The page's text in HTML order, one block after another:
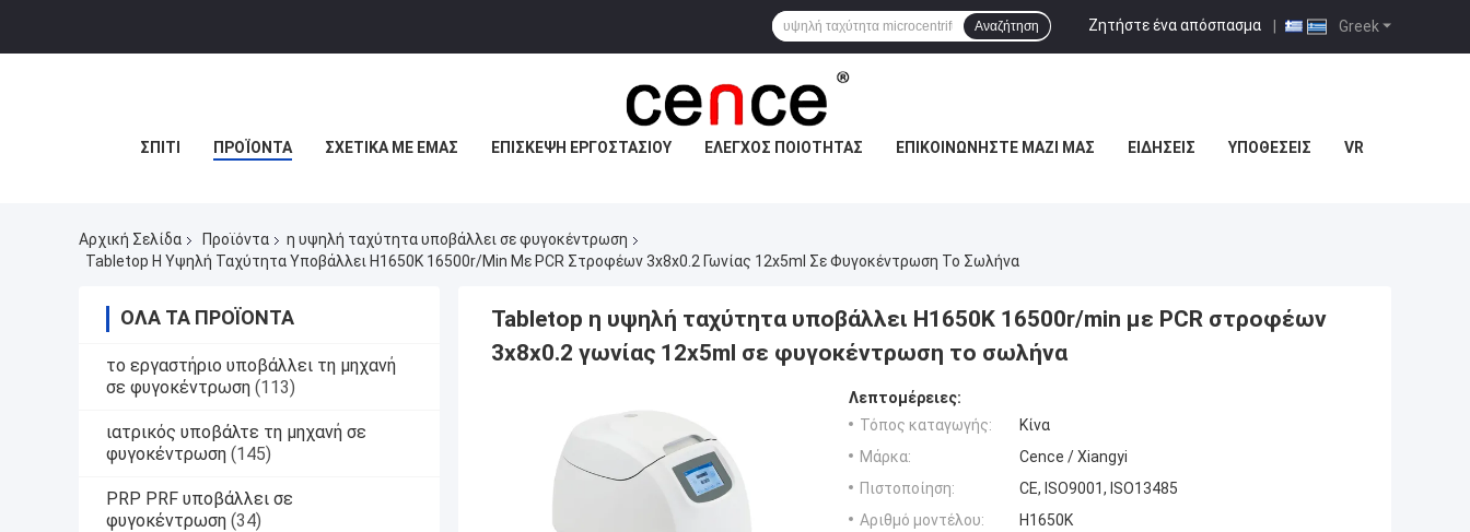
Greek
Ζητήστε ένα απόσπασμα |
Αναζήτηση
ΣΠΊΤΙ ΠΡΟΪΌΝΤΑ ΣΧΕΤΙΚΆ ΜΕ ΕΜΆΣ ΕΠΙΣΚΕΨΉ ΕΡΓΟΣΤΑΣΊΟΥ ΈΛΕΓΧΟΣ ΠΟΙΌΤΗΤΑΣ ΕΠΙΚΟΙΝΩΝΉΣΤΕ ΜΑΖΊ ΜΑΣ ΕΙΔΉΣΕΙΣ ΥΠΟΘΈΣΕΙΣ VR
Αρχική Σελίδα Προϊόντα
η υψηλή ταχύτητα υποβάλλει σε φυγοκέντρωση
Tabletop Η Υψηλή Ταχύτητα Υποβάλλει H1650K 16500r/min Με PCR Στροφέων 3x8x0.2 Γωνίας 12x5ml Σε Φυγοκέντρωση Το Σωλήνα
ΌΛΑ ΤΑ ΠΡΟΪΌΝΤΑ
το εργαστήριο υποβάλλει τη μηχανή
σε φυγοκέντρωση (113)
ιατρικός υποβάλτε τη μηχανή σε
φυγοκέντρωση (145)
PRP PRF υποβάλλει σε
φυγοκέντρωση (34)
Tabletop η υψηλή ταχύτητα υποβάλλει H1650K 16500r/min με PCR στροφέων
3x8x0.2 γωνίας 12x5ml σε φυγοκέντρωση το σωλήνα
Λεπτομέρειες:
Τόπος καταγωγής:
Κίνα
Μάρκα:
Cence / Xiangyi
Πιστοποίηση:
CE, ISO9001, ISO13485
Αριθμό μοντέλου:
H1650K